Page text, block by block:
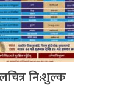
नि:शुल्क